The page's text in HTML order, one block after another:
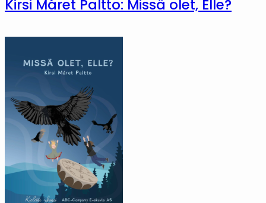
Kirsi Máret Paltto: Missä olet, Elle?